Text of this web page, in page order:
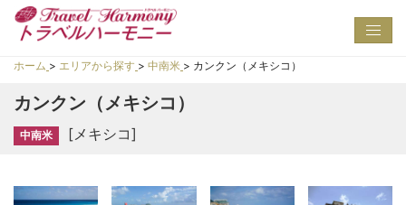
ホーム > エリアから探す > 中南米 > カンクン（メキシコ）
カンクン（メキシコ）
中南米 [メキシコ]